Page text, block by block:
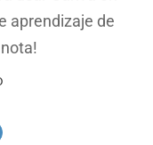
aprendizaje de